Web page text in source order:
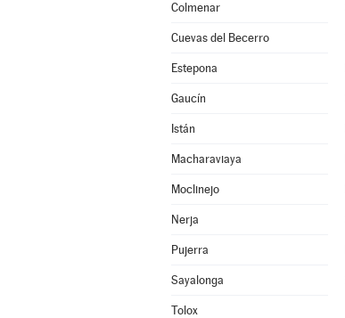
Colmenar
Cuevas del Becerro
Estepona
Gaucín
Istán
Macharaviaya
Moclinejo
Nerja
Pujerra
Sayalonga
Tolox